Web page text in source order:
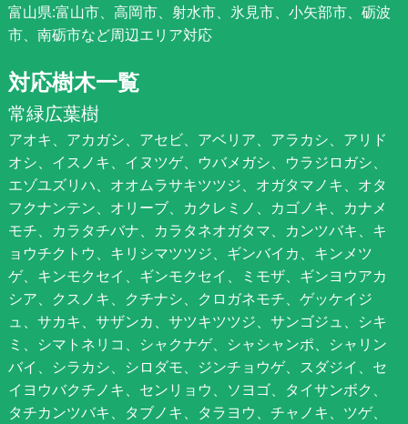
富山県:富山市、高岡市、射水市、氷見市、小矢部市、砺波
市、南砺市など周辺エリア対応
対応樹木一覧
常緑広葉樹
アオキ、アカガシ、アセビ、アベリア、アラカシ、アリド
オシ、イスノキ、イヌツゲ、ウバメガシ、ウラジロガシ、
エゾユズリハ、オオムラサキツツジ、オガタマノキ、オタ
フクナンテン、オリーブ、カクレミノ、カゴノキ、カナメ
モチ、カラタチバナ、カラタネオガタマ、カンツバキ、キ
ョウチクトウ、キリシマツツジ、ギンバイカ、キンメツ
ゲ、キンモクセイ、ギンモクセイ、ミモザ、ギンヨウアカ
シア、クスノキ、クチナシ、クロガネモチ、ゲッケイジ
ュ、サカキ、サザンカ、サツキツツジ、サンゴジュ、シキ
ミ、シマトネリコ、シャクナゲ、シャシャンポ、シャリン
バイ、シラカシ、シロダモ、ジンチョウゲ、スダジイ、セ
イヨウバクチノキ、センリョウ、ソヨゴ、タイサンボク、
タチカンツバキ、タブノキ、タラヨウ、チャノキ、ツゲ、